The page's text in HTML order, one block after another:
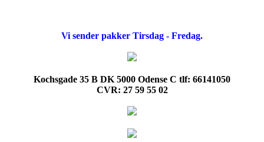
Vi sender pakker Tirsdag - Fredag.
Kochsgade 35 B DK 5000 Odense C tlf: 66141050
CVR: 27 59 55 02